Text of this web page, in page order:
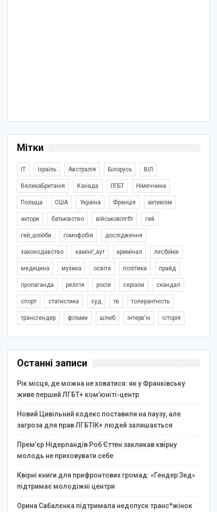
Мітки
IT Ізраїль Австралія Білорусь ВІЛ
ВеликаБританія Канада ЛГБТ Німеччина
Польща США Україна Франція активізм
актори батьківство військовілгбт гей
гей_шлюби гомофобія дослідження
законодавство камінґ_аут кримінал лесбійки
медицина музика освіта політика прайд
пропаганда релігія росія серіали скандал
спорт статистика суд тв толерантність
трансгендер фільми шлюб інтерв'ю історія
Останні записи
Рік місця, де можна не ховатися: як у Франківську
живе перший ЛГБТ+ ком’юніті-центр
Новий Цивільний кодекс поставили на паузу, але
загроза для прав ЛГБТІК+ людей залишається
Прем’єр Нідерландів Роб Єттен закликав квірну
молодь не приховувати себе
Квірні книги для прифронтових громад: «Гендер Зед»
підтримає молодіжні центри
Орина Сабалєнка підтримала недопуск транс*жінок